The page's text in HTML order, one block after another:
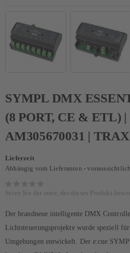
SYMPL DMX
(8 PORT, CE & ETL) |
AM305670031 |
Lieferzeit
Abhängig vom Lieferanten -
Seien Sie der erste, der dieses Produkt
Der brandneue intelligente DMX
Lichtsteuerungsprojekte wurde speziell
Umgebungen entwickelt. Der e:cue